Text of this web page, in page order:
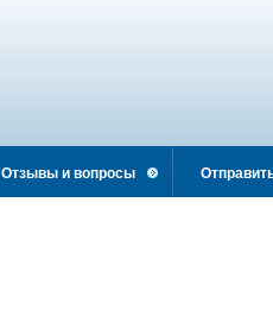
Отзывы и вопросы